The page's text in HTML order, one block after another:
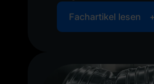
Fachartikel lesen